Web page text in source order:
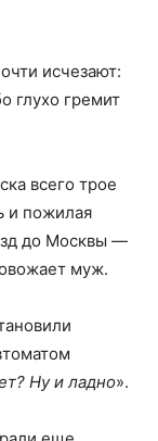
исчезают:
глухо гремит
всего трое
и пожилая
до Москвы —
муж.
Ну и ладно».